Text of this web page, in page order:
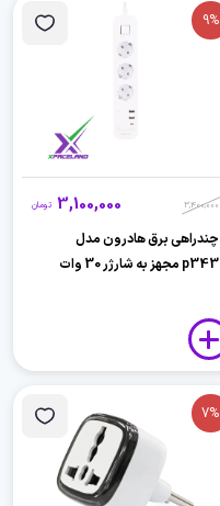
9%
3,400,000
3,100,000 تومان
چندراهی برق هادرون مدل
p343 مجهز به شارژر 30 وات
7%